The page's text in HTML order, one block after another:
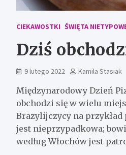
CIEKAWOSTKI ŚWIĘTA
Dziś
9 lutego 2022 Kamila Stasiak
Międzynarodowy Dzień
obchodzi się w wielu
Brazylijczycy na przykład
jest nieprzypadkowa;
według Włochów jest